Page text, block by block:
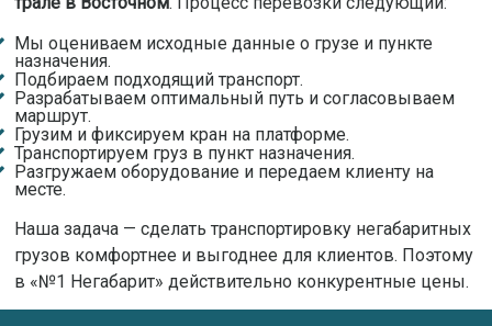
Мы оцениваем исходные данные о грузе и пункте
назначения.
Подбираем подходящий транспорт.
Разрабатываем оптимальный путь и согласовываем
маршрут.
Грузим и фиксируем кран на платформе.
Транспортируем груз в пункт назначения.
Разгружаем оборудование и передаем клиенту на
месте.
Наша задача — сделать транспортировку негабаритных
грузов комфортнее и выгоднее для клиентов. Поэтому
в «№1 Негабарит» действительно конкурентные цены.